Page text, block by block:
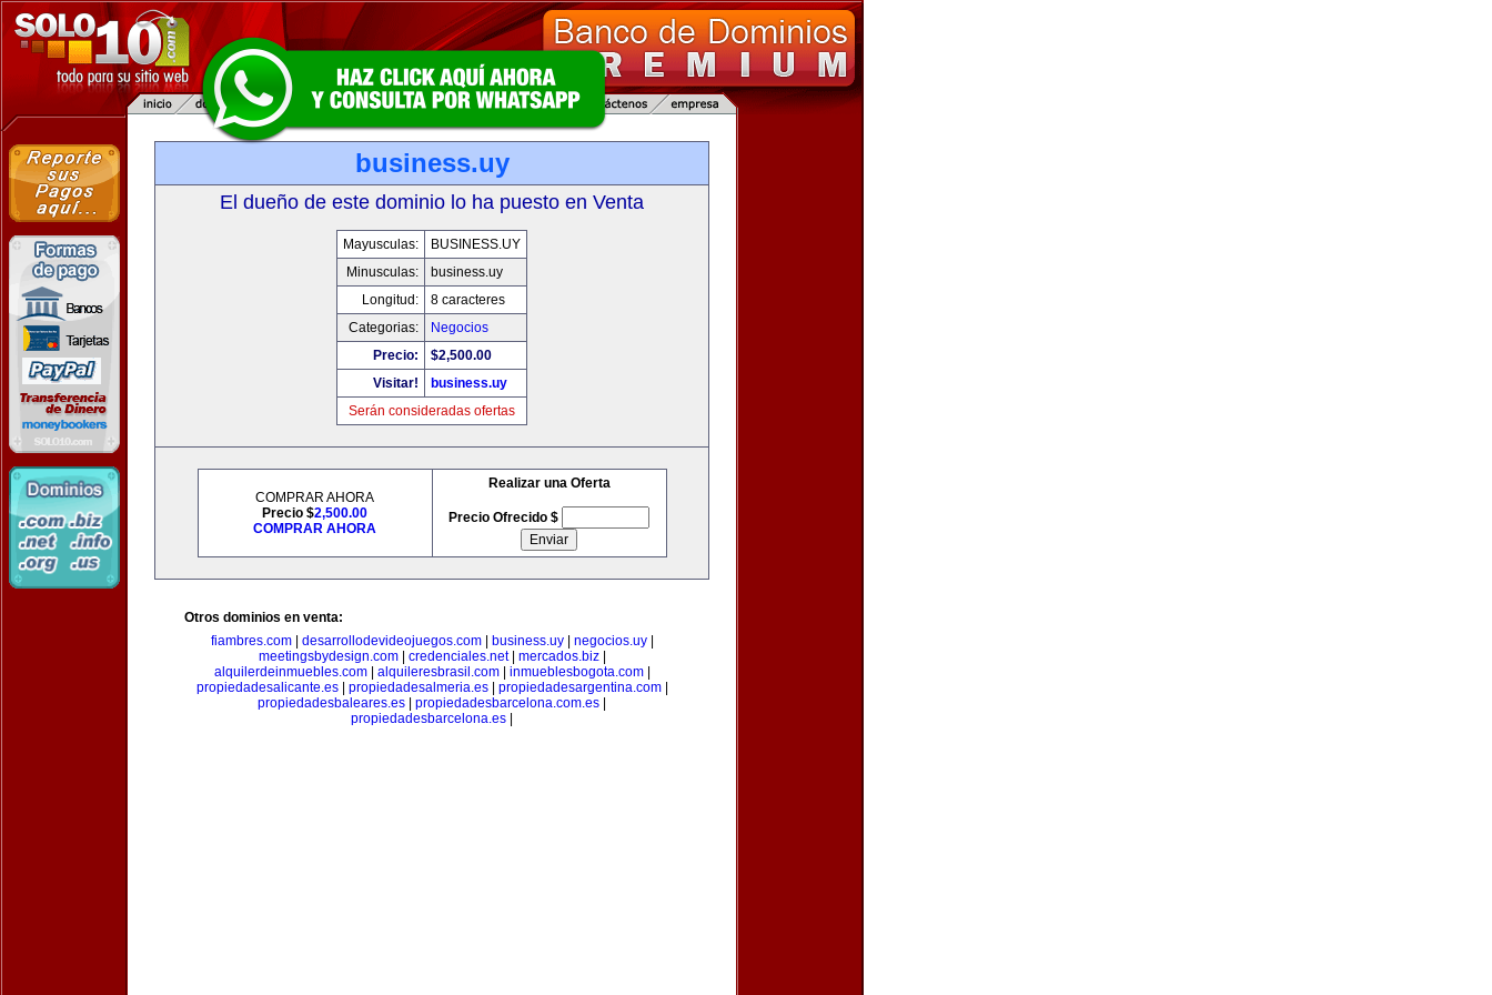
business.uy
El dueño de este dominio lo ha puesto en Venta
Mayusculas:
BUSINESS.UY
Minusculas:
business.uy
Longitud:
8 caracteres
Categorias:
Negocios
Precio:
$2,500.00
Visitar!
business.uy
Serán consideradas ofertas
COMPRAR AHORA
Precio $2,500.00
COMPRAR AHORA
Realizar una Oferta
Precio Ofrecido $
Otros dominios en venta:
fiambres.com| desarrollodevideojuegos.com| business.uy| negocios.uy|
meetingsbydesign.com| credenciales.net| mercados.biz|
alquilerdeinmuebles.com| alquileresbrasil.com| inmueblesbogota.com|
propiedadesalicante.es| propiedadesalmeria.es| propiedadesargentina.com|
propiedadesbaleares.es
propiedadesbarcelona.com.es
propiedadesbarcelona.es